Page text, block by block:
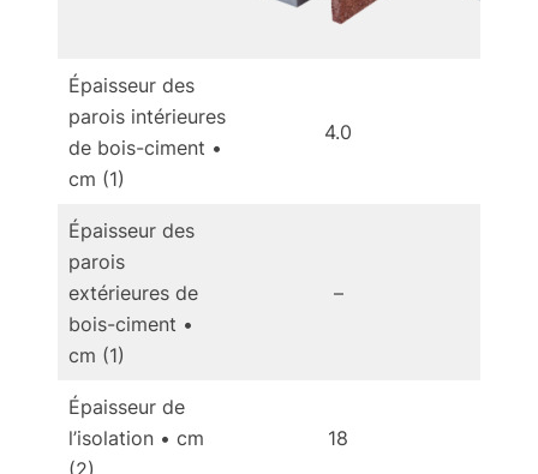
Épaisseur des
parois intérieures
de bois-ciment •
cm (1)
4.0
Épaisseur des
parois
extérieures de
bois-ciment •
cm (1)
–
Épaisseur de
l’isolation • cm
(2)
18